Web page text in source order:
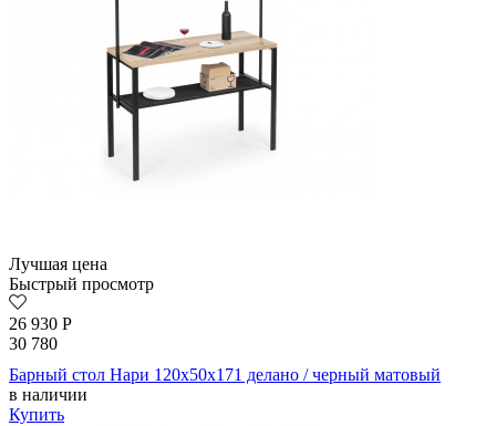
Лучшая цена
Быстрый просмотр
26 930 Р
30 780
Барный стол Нари 120х50х171 делано / черный матовый
в наличии
Купить